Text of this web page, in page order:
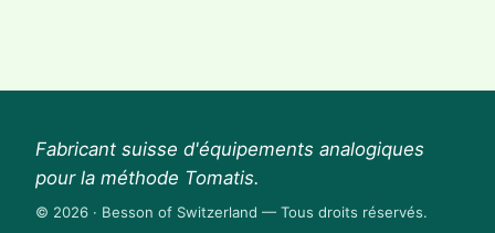
Fabricant suisse d'équipements analogiques
pour la méthode Tomatis.
© 2026 · Besson of Switzerland — Tous droits réservés.